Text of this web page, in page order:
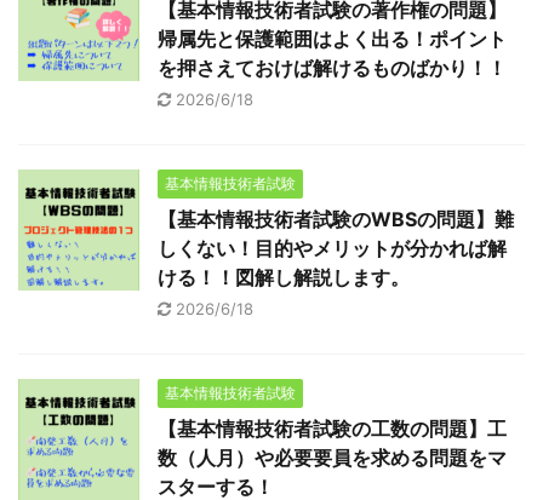
【基本情報技術者試験の著作権の問題】
帰属先と保護範囲はよく出る！ポイント
を押さえておけば解けるものばかり！！
2026/6/18
基本情報技術者試験
【基本情報技術者試験のWBSの問題】難
しくない！目的やメリットが分かれば解
ける！！図解し解説します。
2026/6/18
基本情報技術者試験
【基本情報技術者試験の工数の問題】工
数（人月）や必要要員を求める問題をマ
スターする！